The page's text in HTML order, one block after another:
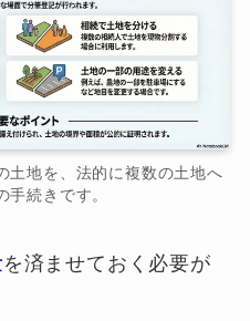
土地を、法的に複数の土地へ
手続きです。
を済ませておく必要が